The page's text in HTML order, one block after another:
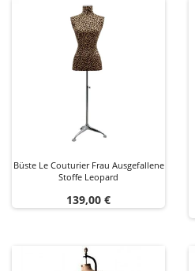
Büste Le Couturier Frau Ausgefallene
Stoffe Leopard
Preis
139,00 €